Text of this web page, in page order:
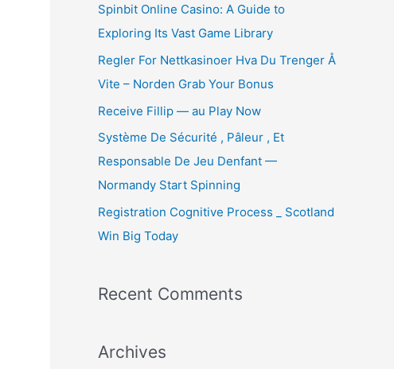
h
f
o
r
:
Spinbit Online Casino: A Guide to
Exploring Its Vast Game Library
Regler For Nettkasinoer Hva Du Trenger Å
Vite – Norden Grab Your Bonus
Receive Fillip — au Play Now
Système De Sécurité , Pâleur , Et
Responsable De Jeu Denfant —
Normandy Start Spinning
Registration Cognitive Process _ Scotland
Win Big Today
Recent Comments
Archives